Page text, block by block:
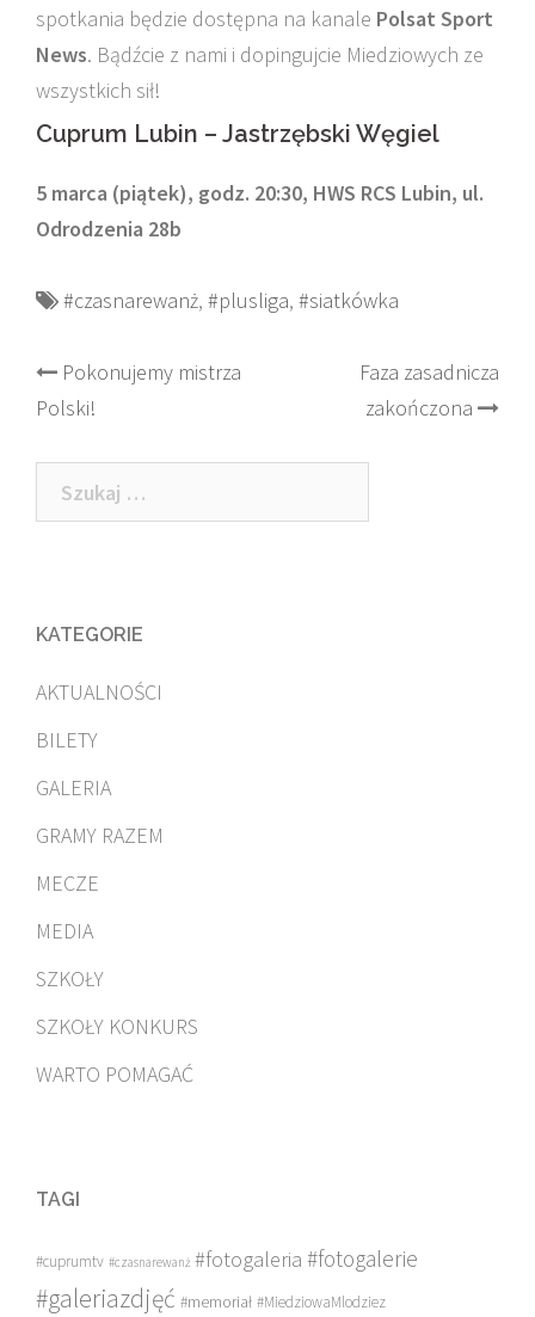
spotkania będzie dostępna na kanale Polsat Sport
News. Bądźcie z nami i dopingujcie Miedziowych ze
wszystkich sił!
Cuprum Lubin – Jastrzębski Węgiel
5 marca (piątek), godz. 20:30, HWS RCS Lubin, ul.
Odrodzenia 28b
#czasnarewanż, #plusliga, #siatkówka
Post
navigation
Pokonujemy mistrza
Polski!
Faza zasadnicza
zakończona
Szukaj:
KATEGORIE
AKTUALNOŚCI
BILETY
GALERIA
GRAMY RAZEM
MECZE
MEDIA
SZKOŁY
SZKOŁY KONKURS
WARTO POMAGAĆ
TAGI
#cuprumtv #czasnarewanż #fotogaleria #fotogalerie
#galeriazdjęć #memoriał #MiedziowaMlodziez